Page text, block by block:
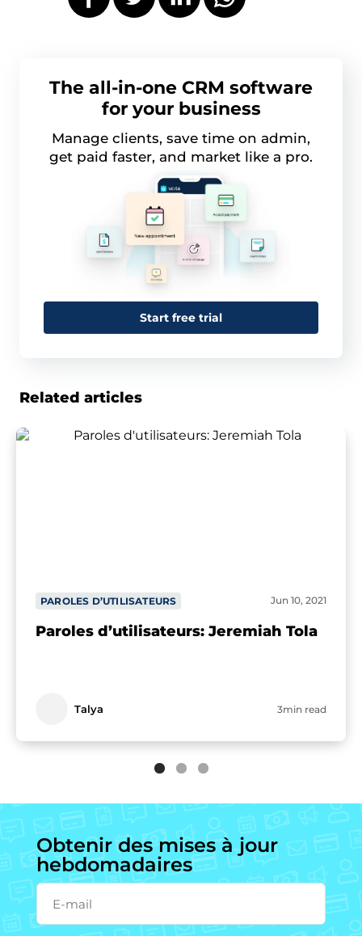
The all-in-one CRM software
for your business
Manage clients, save time on admin,
get paid faster, and market like a pro.
Start free trial
Related articles
PAROLES D’UTILISATEURS Jun 10, 2021
Paroles d’utilisateurs: Jeremiah Tola
Talya 3min read
Obtenir des mises à jour
hebdomadaires
E-mail